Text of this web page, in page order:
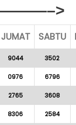
JUMAT SABTU
9044 3502
0976 6796
2765 3608
8306 2584